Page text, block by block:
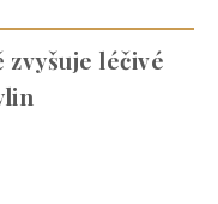
zvyšuje léčivé